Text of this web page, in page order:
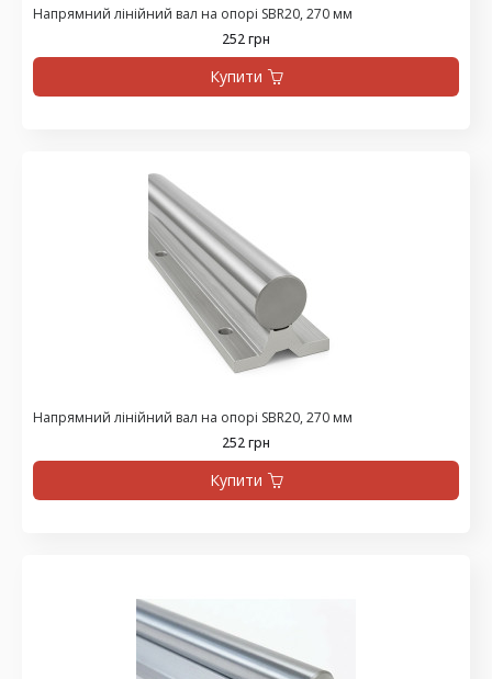
Напрямний лінійний вал на опорі SBR20, 270 мм
252 грн
Купити
Напрямний лінійний вал на опорі SBR20, 270 мм
252 грн
Купити